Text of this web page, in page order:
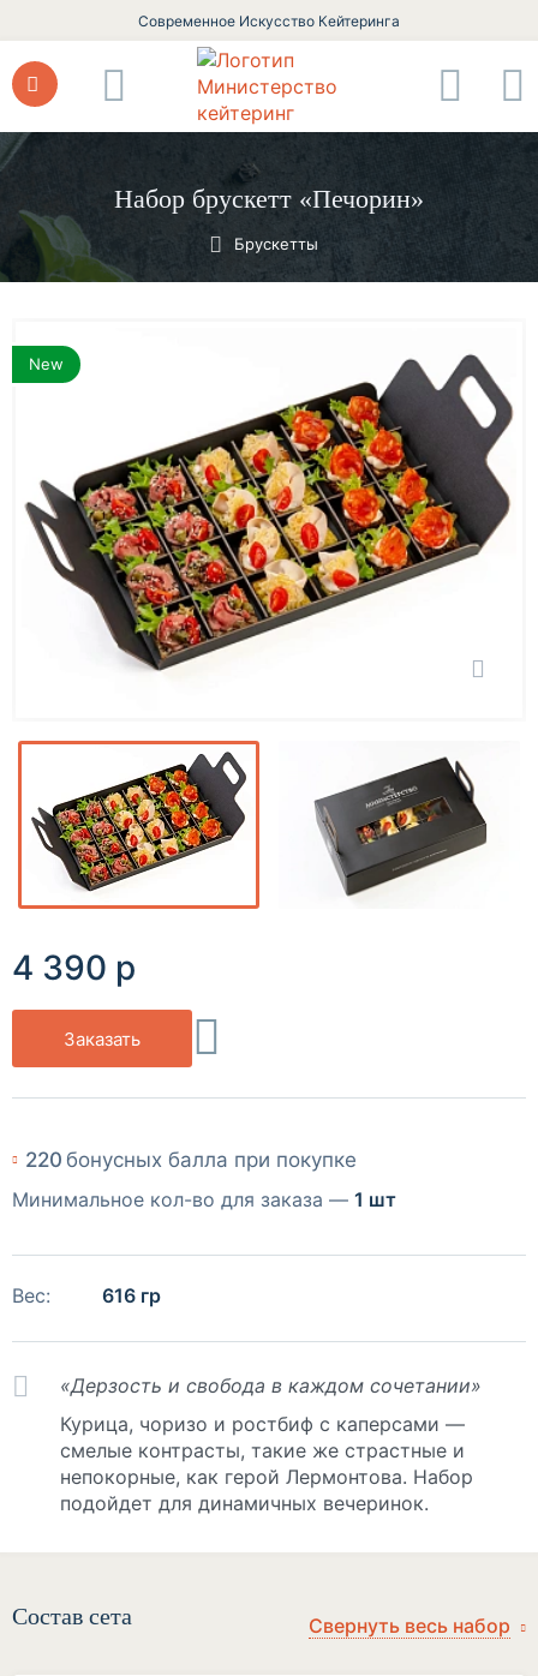
Современное Искусство Кейтеринга
Набор брускетт «Печорин»
Брускетты
New
220 бонусных балла при покупке
Минимальное кол-во для заказа — 1 шт
Вес: 616 гр
4 390 р
Заказать
«Дерзость и свобода в каждом сочетании»
Курица, чоризо и ростбиф с каперсами —
смелые контрасты, такие же страстные и
непокорные, как герой Лермонтова. Набор
подойдет для динамичных вечеринок.
Состав сета